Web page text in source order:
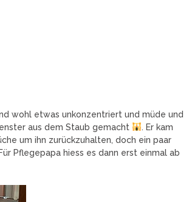
wohl etwas unkonzentriert und müde und
aus dem Staub gemacht
. Er kam
um ihn zurückzuhalten, doch ein paar
Pflegepapa hiess es dann erst einmal ab